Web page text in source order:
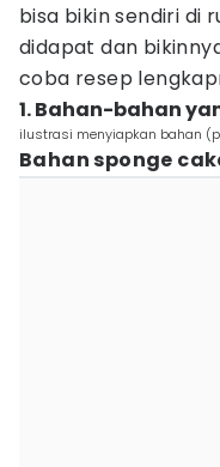
bisa bikin sendiri di
didapat dan
coba resep
1. Bahan-bahan
ilustrasi menyiapkan bahan
Bahan sponge